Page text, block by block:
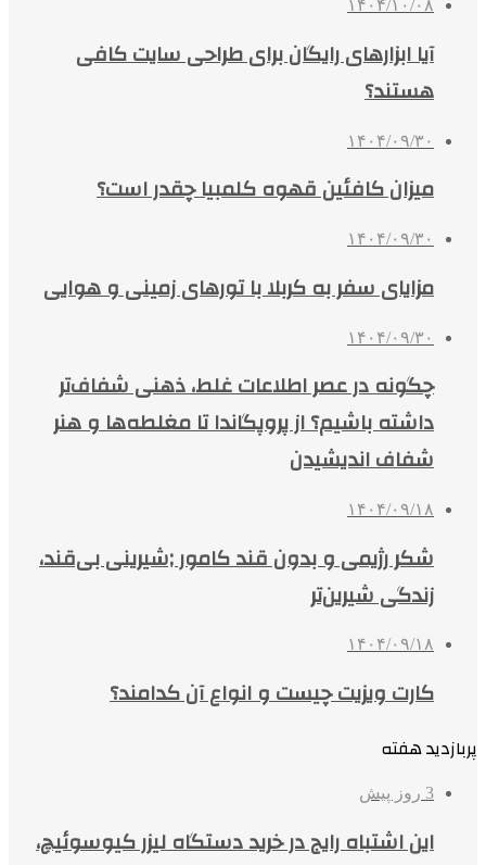
۱۴۰۴/۱۰/۰۸
آیا ابزارهای رایگان برای طراحی سایت کافی
هستند؟
۱۴۰۴/۰۹/۳۰
میزان کافئین قهوه کلمبیا چقدر است؟
۱۴۰۴/۰۹/۳۰
مزایای سفر به کربلا با تورهای زمینی و هوایی
۱۴۰۴/۰۹/۳۰
چگونه در عصر اطلاعات غلط، ذهنی شفاف‌تر
داشته باشیم؟ از پروپگاندا تا مغلطه‌ها و هنر
شفاف اندیشیدن
۱۴۰۴/۰۹/۱۸
شکر رژیمی و بدون قند کامور ;شیرینی بی‌قند،
زندگی شیرین‌تر
۱۴۰۴/۰۹/۱۸
کارت ویزیت چیست و انواع آن کدامند؟
پربازدید هفته
3 روز پیش
این اشتباه رایج در خرید دستگاه لیزر کیوسوئیچ،